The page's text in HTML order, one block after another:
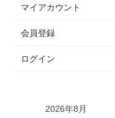
マイアカウント
会員登録
ログイン
2026年8月